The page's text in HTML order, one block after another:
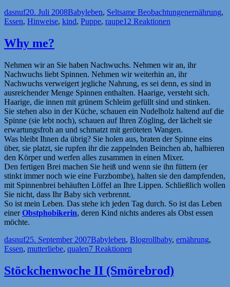
Autor
dasnufVeröffentlicht
am
20. Juli 2008Kategorien
Babyleben, Seltsame Beobachtungenernährung,
Essen, Hinweise, kind, Puppe, raupe12 Reaktionen
Why me?
Nehmen wir an Sie haben Nachwuchs. Nehmen wir an, ihr
Nachwuchs liebt Spinnen. Nehmen wir weiterhin an, ihr
Nachwuchs verweigert jegliche Nahrung, es sei denn, es sind in
ausreichender Menge Spinnen enthalten. Haarige, versteht sich.
Haarige, die innen mit grünem Schleim gefüllt sind und stinken.
Sie stehen also in der Küche, schauen ein Nudelholz haltend auf die
Spinne (sie lebt noch), schauen auf Ihren Zögling, der lächelt sie
erwartungsfroh an und schmatzt mit geröteten Wangen.
Was bleibt Ihnen da übrig? Sie holen aus, braten der Spinne eins
über, sie platzt, sie rupfen ihr die zappelnden Beinchen ab, halbieren
den Körper und werfen alles zusammen in einen Mixer.
Den fertigen Brei machen Sie heiß und wenn sie ihn füttern (er
stinkt immer noch wie eine Furzbombe), halten sie den dampfenden,
mit Spinnenbrei behäuften Löffel an Ihre Lippen. Schließlich wollen
Sie nicht, dass Ihr Baby sich verbrennt.
So ist mein Leben. Das stehe ich jeden Tag durch. So ist das Leben
einerObstphobikerin, deren Kind nichts anderes als Obst essen
möchte.
Autor
dasnufVeröffentlicht
am
25. September 2007Kategorien
Babyleben, BlogrollSchlagwörter
baby, ernährung,
Essen, mutterliebe, qualen7 Reaktionen
Stöckchenwoche II (Smörebrod)